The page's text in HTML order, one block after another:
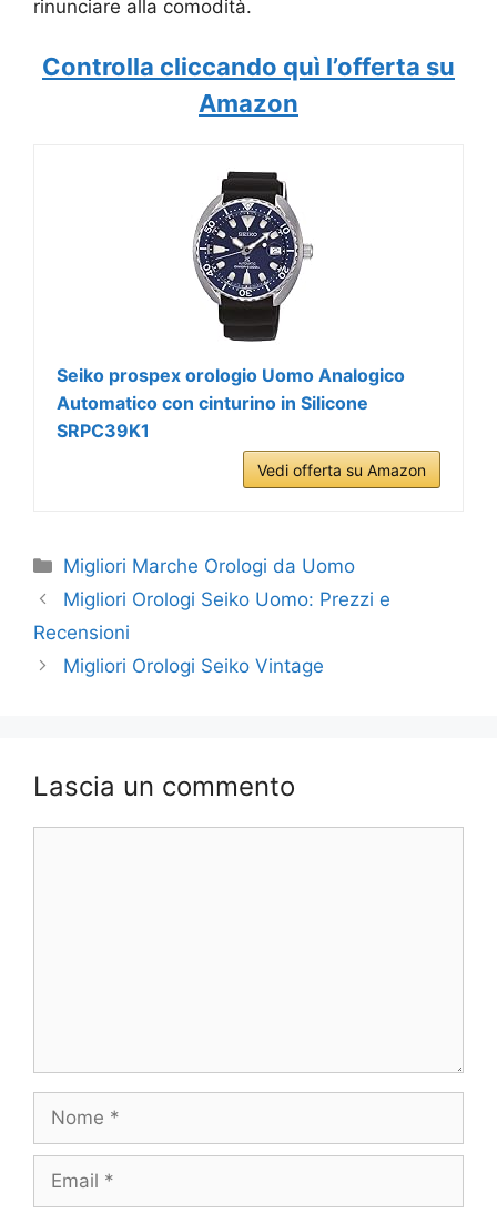
rinunciare alla comodità.
Controlla cliccando quì l’offerta su
Amazon
Seiko prospex orologio Uomo Analogico
Automatico con cinturino in Silicone
SRPC39K1
Vedi offerta su Amazon
Categorie
Migliori Marche Orologi da Uomo
Migliori Orologi Seiko Uomo: Prezzi e
Recensioni
Migliori Orologi Seiko Vintage
Lascia un commento
Nome
Email